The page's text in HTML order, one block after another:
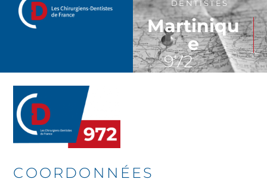
DENTISTES
Martiniqu
e
972
COORDONNÉES